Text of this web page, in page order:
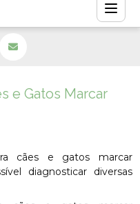
CÃES E GATOS MARCAR
e Gatos Marcar
cães e gatos marcar
diagnosticar diversas